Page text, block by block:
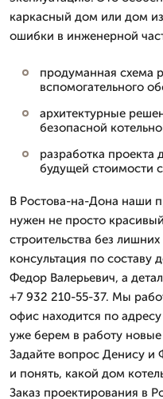
каркасный дом или дом
ошибки в инженерной
продуманная схема
вспомогательного
архитектурные
безопасной
разработка проекта
будущей стоимости
В Ростова-на-Дона наши
нужен не просто
строительства без
консультация по составу
Федор Валерьевич, а
+7 932 210-55-37. Мы
офис находится по
уже берем в работу
Задайте вопрос Денису и
и понять, какой дом
Заказ проектирования в